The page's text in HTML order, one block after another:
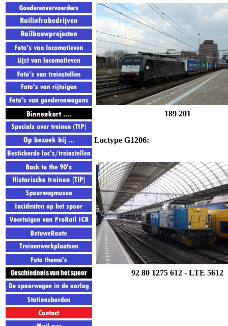
189 201
Loctype G1206:
92 80 1275 612 - LTE 5612